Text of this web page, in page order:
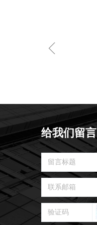
ꁆ
给我们留言